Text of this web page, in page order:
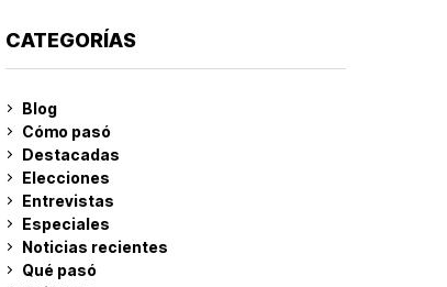
CATEGORÍAS
Blog
Cómo pasó
Destacadas
Elecciones
Entrevistas
Especiales
Noticias recientes
Qué pasó